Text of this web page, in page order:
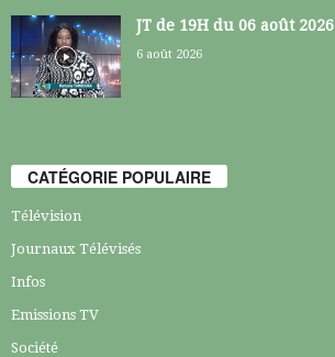
JT de 19H du 06 août 2026
6 août 2026
CATÉGORIE POPULAIRE
Télévision
Journaux Télévisés
Infos
Emissions TV
Société